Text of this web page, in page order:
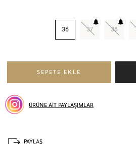
36 37 38
ÜRÜNE AİT PAYLAŞIMLAR